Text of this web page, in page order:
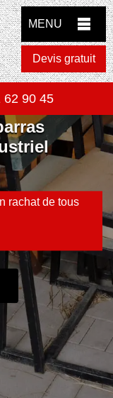
MENU
Devis gratuit
62 90 45
rachat de tous